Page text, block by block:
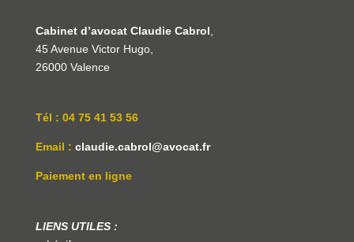
Cabinet d’avocat Claudie Cabrol
45 Avenue Victor Hugo,
26000 Valence
Tél : 04 75 41 53 56
Email : claudie.cabrol@avocat.fr
Paiement en ligne
LIENS UTILES :